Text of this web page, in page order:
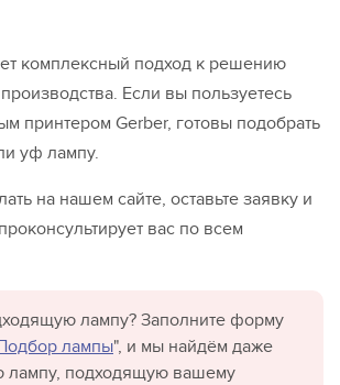
комплексный подход к решению
Если вы пользуетесь
принтером Gerber, готовы подобрать
уф лампу.
на нашем сайте, оставьте заявку и
вас по всем
лампу? Заполните форму
лампы", и мы найдём даже
лампу, подходящую вашему